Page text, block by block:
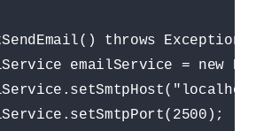
throws Exception
emailService = new